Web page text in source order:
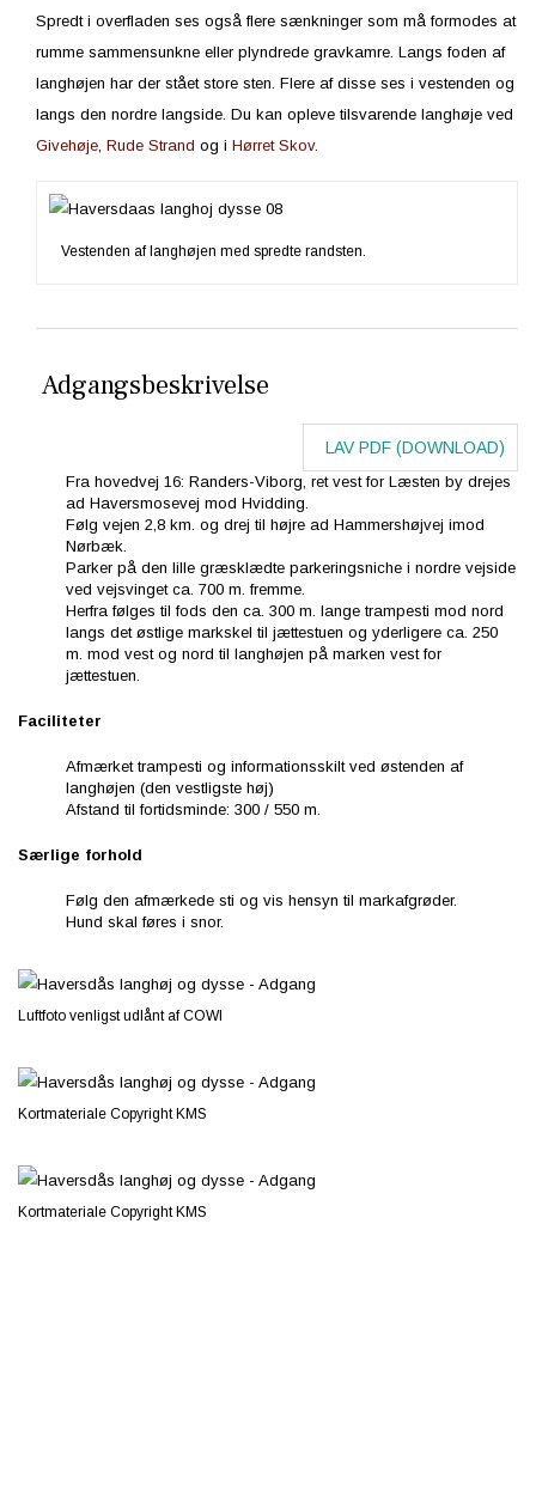
Spredt i overfladen ses også flere sænkninger som må formodes at
rumme sammensunkne eller plyndrede gravkamre. Langs foden af
langhøjen har der stået store sten. Flere af disse ses i vestenden og
langs den nordre langside. Du kan opleve tilsvarende langhøje ved
Givehøje Rude Strand og i Hørret Skov.
Vestenden af langhøjen med spredte randsten.
Adgangsbeskrivelse
LAV PDF (DOWNLOAD)
Fra hovedvej 16: Randers-Viborg, ret vest for Læsten by drejes
ad Haversmosevej mod Hvidding.
Følg vejen 2,8 km. og drej til højre ad Hammershøjvej imod
Nørbæk.
Parker på den lille græsklædte parkeringsniche i nordre vejside
ved vejsvinget ca. 700 m. fremme.
Herfra følges til fods den ca. 300 m. lange trampesti mod nord
langs det østlige markskel til jættestuen og yderligere ca. 250
m. mod vest og nord til langhøjen på marken vest for
jættestuen.
Faciliteter
Afmærket trampesti og informationsskilt ved østenden af
langhøjen (den vestligste høj)
Afstand til fortidsminde: 300 / 550 m.
Særlige forhold
Følg den afmærkede sti og vis hensyn til markafgrøder.
Hund skal føres i snor.
Luftfoto venligst udlånt af COWI
Kortmateriale Copyright KMS
Kortmateriale Copyright KMS